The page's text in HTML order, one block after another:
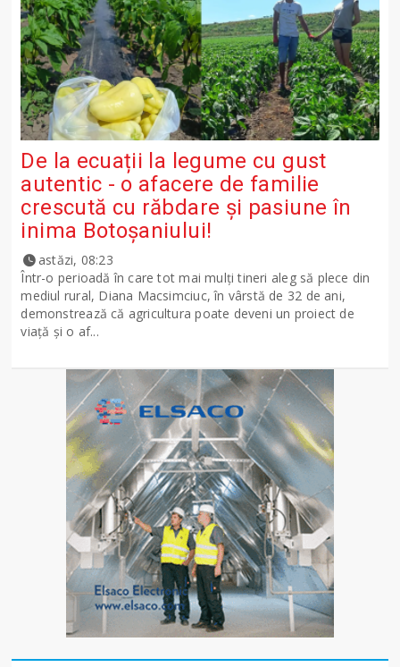
De la ecuații la legume cu gust
autentic - o afacere de familie
crescută cu răbdare și pasiune în
inima Botoșaniului!
astăzi, 08:23
Într-o perioadă în care tot mai mulți tineri aleg să plece din
mediul rural, Diana Macsimciuc, în vârstă de 32 de ani,
demonstrează că agricultura poate deveni un proiect de
viață și o af...